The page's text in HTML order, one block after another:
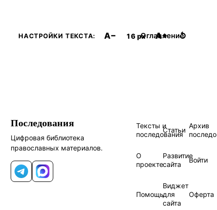
НАСТРОЙКИ ТЕКСТА: A− 16 px A+ ↺
Оглавление
Последования
Цифровая библиотека
православных материалов.
Telegram
MAX
Тексты и
последования
Статьи
Архив
О
проекте
Развитие
сайта
Войти
Помощь
Виджет
для
сайта
Оферта